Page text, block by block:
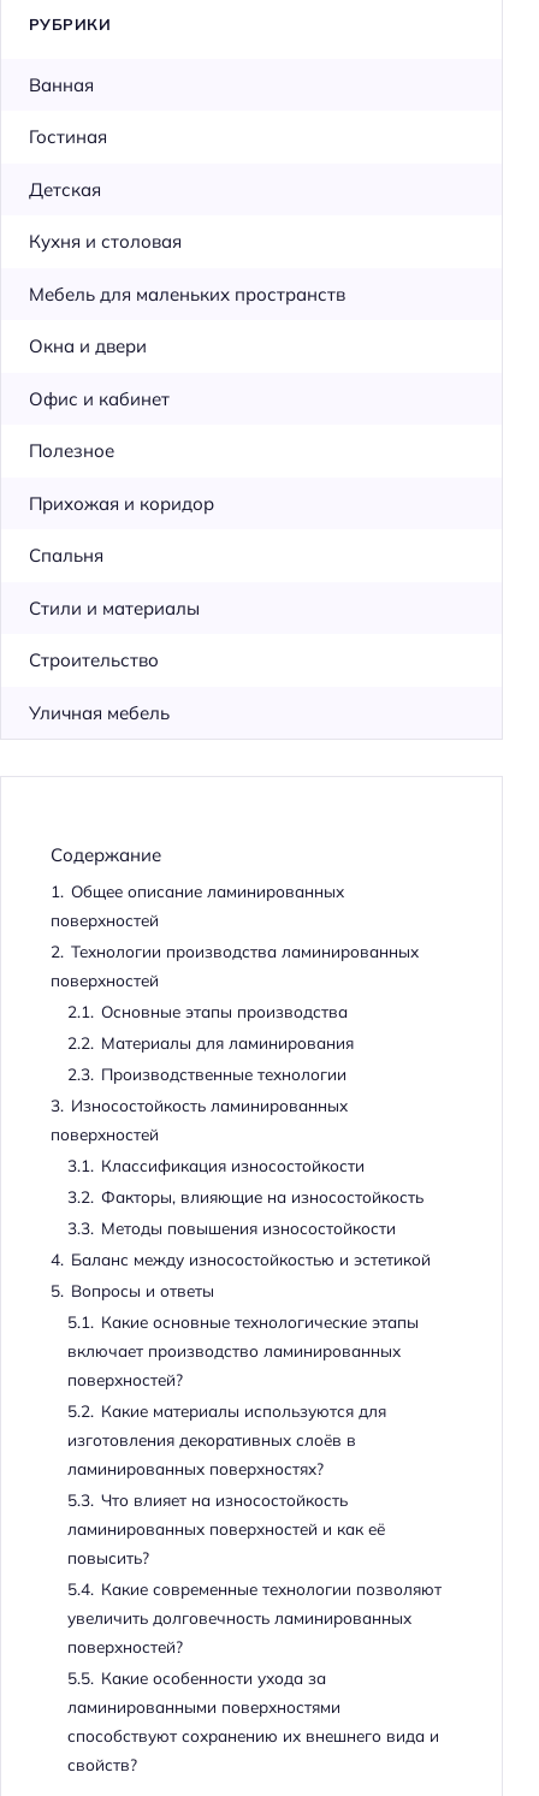
РУБРИКИ
Ванная
Гостиная
Детская
Кухня и столовая
Мебель для маленьких пространств
Окна и двери
Офис и кабинет
Полезное
Прихожая и коридор
Спальня
Стили и материалы
Строительство
Уличная мебель
Содержание
1. Общее описание ламинированных
поверхностей
2. Технологии производства ламинированных
поверхностей
2.1. Основные этапы производства
2.2. Материалы для ламинирования
2.3. Производственные технологии
3. Износостойкость ламинированных
поверхностей
3.1. Классификация износостойкости
3.2. Факторы, влияющие на износостойкость
3.3. Методы повышения износостойкости
4. Баланс между износостойкостью и эстетикой
5. Вопросы и ответы
5.1. Какие основные технологические этапы
включает производство ламинированных
поверхностей?
5.2. Какие материалы используются для
изготовления декоративных слоёв в
ламинированных поверхностях?
5.3. Что влияет на износостойкость
ламинированных поверхностей и как её
повысить?
5.4. Какие современные технологии позволяют
увеличить долговечность ламинированных
поверхностей?
5.5. Какие особенности ухода за
ламинированными поверхностями
способствуют сохранению их внешнего вида и
свойств?